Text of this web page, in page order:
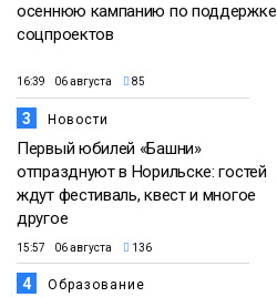
осеннюю кампанию по поддержке
соцпроектов
16:39 06 августа 85
3 Новости
Первый юбилей «Башни»
отпразднуют в Норильске: гостей
ждут фестиваль, квест и многое
другое
15:57 06 августа 136
4 Образование